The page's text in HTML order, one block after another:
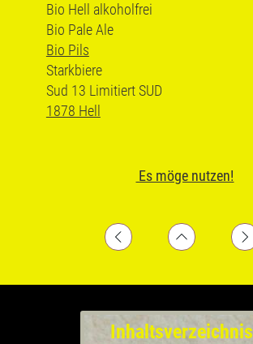
Bio Hell alkoholfrei
Bio Pale Ale
Bio Pils
Starkbiere
Sud 13 Limitiert SUD
1878 Hell
Es möge nutzen!
Inhaltsverzeichnis